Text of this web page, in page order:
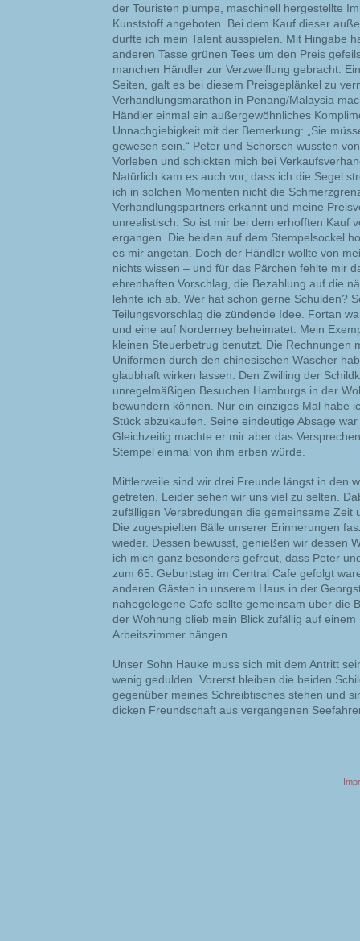
der Touristen plumpe, maschinell hergestellte
Kunststoff angeboten. Bei dem Kauf dieser
durfte ich mein Talent ausspielen. Mit Hingabe
anderen Tasse grünen Tees um den Preis
manchen Händler zur Verzweiflung gebracht.
Seiten, galt es bei diesem Preisgeplänkel zu
Verhandlungsmarathon in Penang/Malaysia
Händler einmal ein außergewöhnliches
Unnachgiebigkeit mit der Bemerkung: „Sie
gewesen sein.“ Peter und Schorsch wussten
Vorleben und schickten mich bei
Natürlich kam es auch vor, dass ich die Segel
ich in solchen Momenten nicht die
Verhandlungspartners erkannt und meine
unrealistisch. So ist mir bei dem erhofften Kauf
ergangen. Die beiden auf dem Stempelsockel
es mir angetan. Doch der Händler wollte von
nichts wissen – und für das Pärchen fehlte mir
ehrenhaften Vorschlag, die Bezahlung auf die
lehnte ich ab. Wer hat schon gerne Schulden?
Teilungsvorschlag die zündende Idee. Fortan
und eine auf Norderney beheimatet. Mein
kleinen Steuerbetrug benutzt. Die Rechnungen
Uniformen durch den chinesischen Wäscher
glaubhaft wirken lassen. Den Zwilling der
unregelmäßigen Besuchen Hamburgs in der
bewundern können. Nur ein einziges Mal habe
Stück abzukaufen. Seine eindeutige Absage
Gleichzeitig machte er mir aber das
Stempel einmal von ihm erben würde.
Mittlerweile sind wir drei Freunde längst in den
getreten. Leider sehen wir uns viel zu selten.
zufälligen Verabredungen die gemeinsame Zeit
Die zugespielten Bälle unserer Erinnerungen
wieder. Dessen bewusst, genießen wir dessen
ich mich ganz besonders gefreut, dass Peter
zum 65. Geburtstag im Central Cafe gefolgt
anderen Gästen in unserem Haus in der
nahegelegene Cafe sollte gemeinsam über die
der Wohnung blieb mein Blick zufällig auf
Arbeitszimmer hängen.
Unser Sohn Hauke muss sich mit dem Antritt
wenig gedulden. Vorerst bleiben die beiden
gegenüber meines Schreibtisches stehen und
dicken Freundschaft aus vergangenen